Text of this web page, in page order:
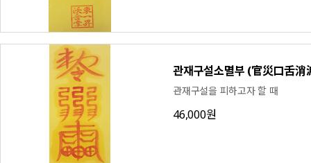
관재구설소멸부 (官災口舌消
관재구설을 피하고자 할 때
46,000원